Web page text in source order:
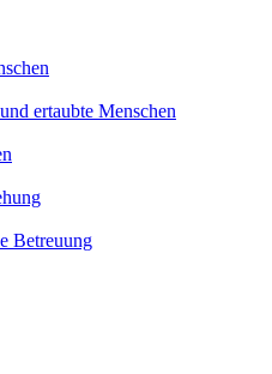
ertaubte Menschen
Betreuung